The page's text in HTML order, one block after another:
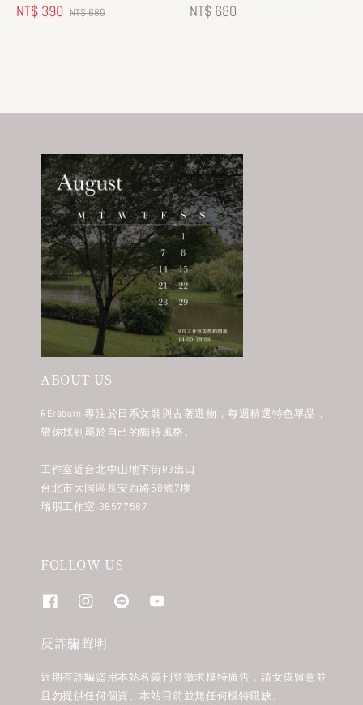
Sale
NT$ 390 Regular
NT$ 680
Regular
NT$ 680
ABOUT US
REreburn 專注於日系女裝與古著選物，每週精選特色單品，
帶你找到屬於自己的獨特風格。
工作室近台北中山地下街R3出口
台北市大同區長安西路58號7樓
瑞朋工作室 38577587
FOLLOW US
反詐騙聲明
近期有詐騙盜用本站名義刊登徵求模特廣告，請女孩留意並
且勿提供任何個資。本站目前並無任何模特職缺。